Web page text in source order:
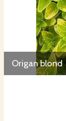
Origan blond